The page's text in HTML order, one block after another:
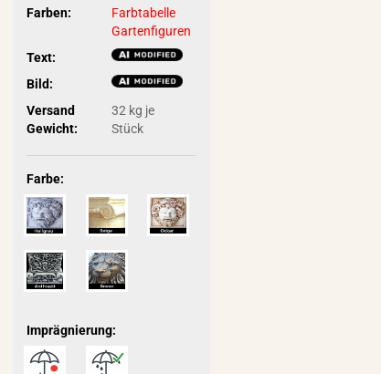
Farben:
Farbtabelle
Gartenfiguren
Text:
Bild:
Versand
Gewicht:
32 kg je
Stück
Farbe:
Imprägnierung: